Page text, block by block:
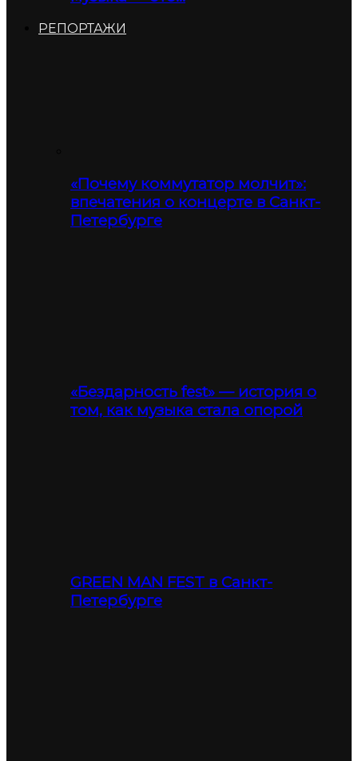
РЕПОРТАЖИ
«Почему коммутатор молчит»:
впечатения о концерте в Санкт-
Петербурге
«Бездарность fest» — история о
том, как музыка стала опорой
GREEN MAN FEST в Санкт-
Петербурге